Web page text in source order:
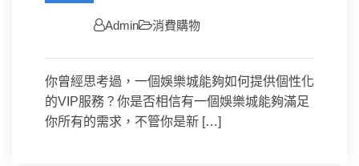
Admin 消費購物
你曾經思考過，一個娛樂城能夠如何提供個性化
的VIP服務？你是否相信有一個娛樂城能夠滿足
你所有的需求，不管你是新 […]